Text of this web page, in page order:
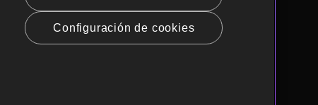
Configuración de cookies